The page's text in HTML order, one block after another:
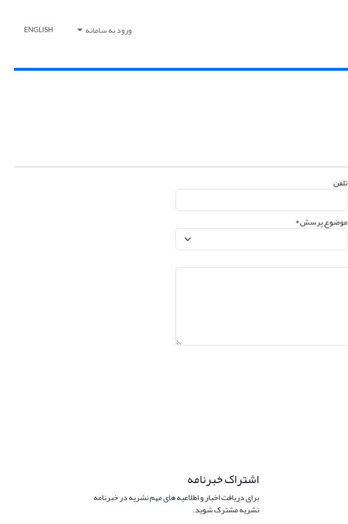
ورود به سامانه ENGLISH
تلفن
موضوع پرسش *
اشتراک خبرنامه
برای دریافت اخبار و اطلاعیه های مهم نشریه در خبرنامه
نشریه مشترک شوید.